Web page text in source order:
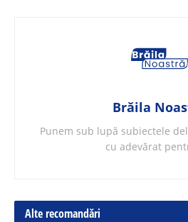
Brăila
Punem sub lupă subiectele
cu adevărat
Alte recomandări